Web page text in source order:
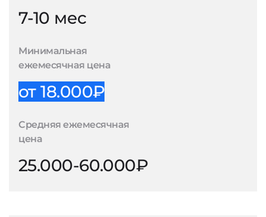
7-10 мес
Минимальная
ежемесячная цена
от 18.000₽
Средняя ежемесячная
цена
25.000-60.000₽